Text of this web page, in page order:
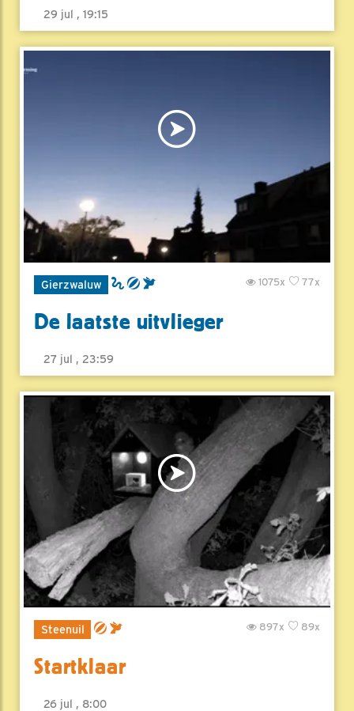
29 jul , 19:15
Gierzwaluw 77x
1075x
De laatste uitvlieger
27 jul , 23:59
Steenuil 89x
897x
Startklaar
26 jul , 8:00